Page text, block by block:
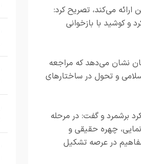
ارائه می‌کند، تصریح کرد:
و کوشید با بازخوانی
نشان می‌دهد که مراجعه
و تحول در ساختارهای
برشمرد و گفت: در مرحله
چهره حقیقی و
در عرصه تشکیل